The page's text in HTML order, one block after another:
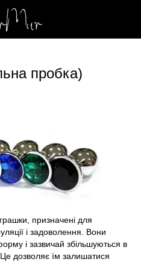
пробка)
призначені для
і задоволення. Вони
і зазвичай збільшуються в
дозволяє їм залишатися